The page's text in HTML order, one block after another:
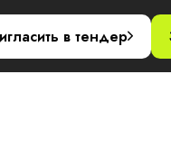
Контактыв тендер